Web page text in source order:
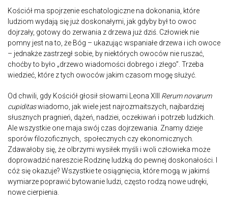
Kościół ma spojrzenie eschatologiczne na dokonania, które
ludziom wydają się już doskonałymi, jak gdyby był to owoc
dojrzały, gotowy do zerwania z drzewa już dziś. Człowiek nie
pomny jest na to, że Bóg – ukazując wspaniałe drzewa i ich owoce
– jednakże zastrzegł sobie, by niektórych owoców nie ruszać,
choćby to było „drzewo wiadomości dobrego i złego”. Trzeba
wiedzieć, które z tych owoców jakim czasom mogę służyć.
Od chwili, gdy Kościół głosił słowami Leona XIII Rerum novarum
cupiditaswiadomo, jak wiele jest najrozmaitszych, najbardziej
słusznych pragnień, dążeń, nadziei, oczekiwań i potrzeb ludzkich.
Ale wszystkie one maja swój czas dojrzewania. Znamy dzieje
sporów filozoficznych, społecznych czy ekonomicznych.
Zdawałoby się, że olbrzymi wysiłek myśli i woli człowieka może
doprowadzić nareszcie Rodzinę ludzką do pewnej doskonałości. I
cóż się okazuje? Wszystkie te osiągnięcia, które mogą w jakimś
wymiarze poprawić bytowanie ludzi, często rodzą nowe udręki,
nowe cierpienia.